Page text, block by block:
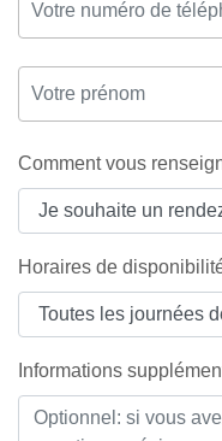
Comment vous
Horaires de
Informations